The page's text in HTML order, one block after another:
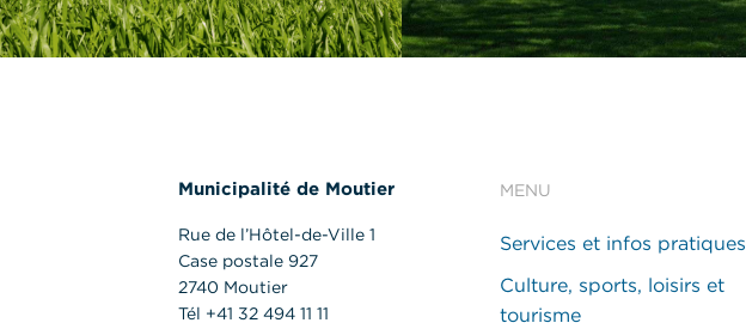
Municipalité de Moutier
Rue de l’Hôtel-de-Ville 1
Case postale 927
2740 Moutier
Tél +41 32 494 11 11
MENU
Services et infos pratiques
Culture, sports, loisirs et
tourisme